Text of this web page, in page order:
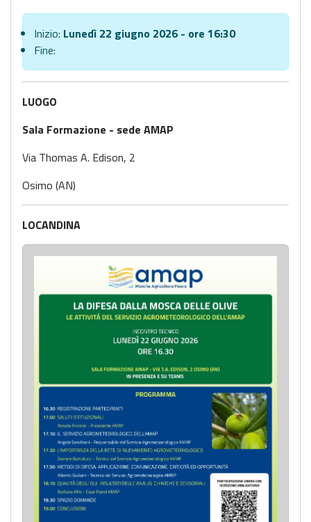
Inizio: Lunedì 22 giugno 2026 - ore 16:30
Fine:
LUOGO
Sala Formazione - sede AMAP
Via Thomas A. Edison, 2
Osimo (AN)
LOCANDINA